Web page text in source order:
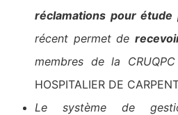
réclamations pour étude
récent permet de
membres de la
HOSPITALIER DE
Le système de